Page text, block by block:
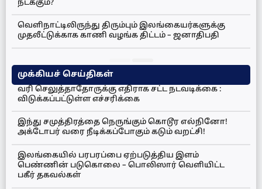
நடக்கும்?
வெளிநாட்டிலிருந்து திரும்பும் இலங்கையர்களுக்கு
முதலீட்டுக்காக காணி வழங்க திட்டம் – ஜனாதிபதி
முக்கியச் செய்திகள்
வரி செலுத்தாதோருக்கு எதிராக சட்ட நடவடிக்கை :
விடுக்கப்பட்டுள்ள எச்சரிக்கை
இந்து சமுத்திரத்தை நெருங்கும் கொடூர எல்நினோ!
அக்டோபர் வரை நீடிக்கப்போகும் கடும் வறட்சி!
இலங்கையில் பரபரப்பை ஏற்படுத்திய இளம்
பெண்ணின் படுகொலை – பொலிஸார் வெளியிட்ட
பகீர் தகவல்கள்